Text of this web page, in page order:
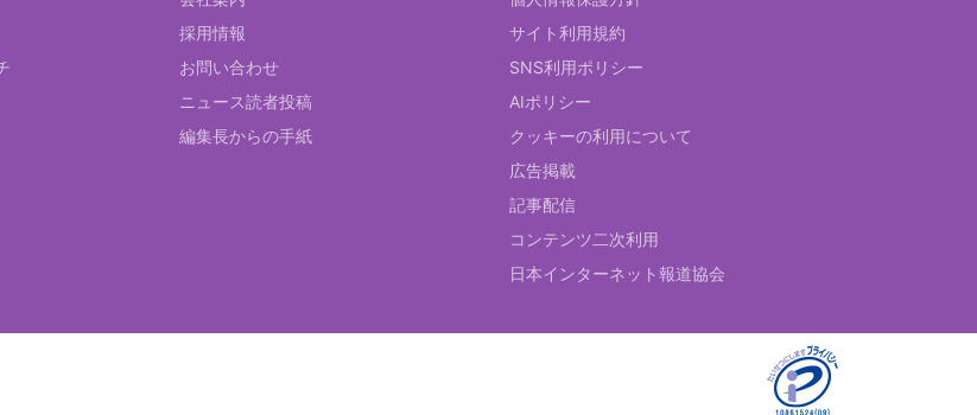
採用情報
お問い合わせ
ニュース読者投稿
編集長からの手紙
サイト利用規約
SNS利用ポリシー
AIポリシー
クッキーの利用について
広告掲載
記事配信
コンテンツ二次利用
日本インターネット報道協会